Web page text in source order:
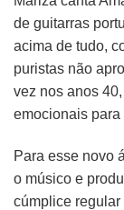
de guitarras
acima de tudo,
puristas não
vez nos anos
emocionais
Para esse novo
o músico e
cúmplice